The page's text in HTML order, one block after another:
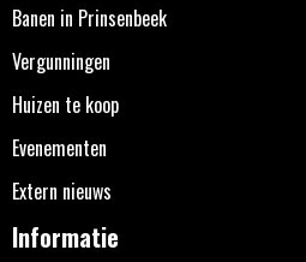
Banen in Prinsenbeek
Vergunningen
Huizen te koop
Evenementen
Extern nieuws
Informatie